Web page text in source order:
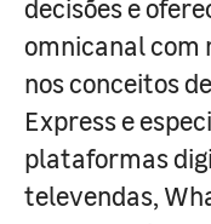
decisões e
omnicanal com
nos conceitos
Express e
plataformas
televendas,